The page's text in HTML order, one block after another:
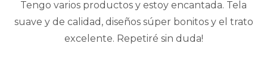
Tengo varios productos y estoy encantada. Tela
suave y de calidad, diseños súper bonitos y el trato
excelente. Repetiré sin duda!